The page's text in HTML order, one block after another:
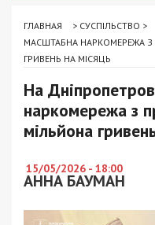
ГЛАВНАЯ > СУСПІЛЬСТВО >
МАСШТАБНА НАРКОМЕРЕЖА
ГРИВЕНЬ НА МІСЯЦЬ
На
наркомережа з
мільйона
15/05/2026 - 18:00
АННА БАУМАН